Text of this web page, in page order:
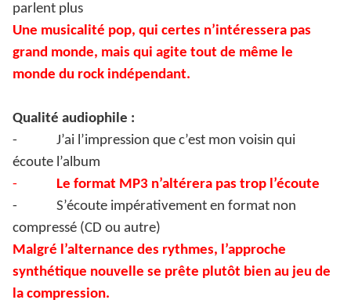
parlent plus
Une musicalité pop, qui certes n’intéressera pas
grand monde, mais qui agite tout de même le
monde du rock indépendant.
Qualité audiophile :
-
J’ai l’impression que c’est mon voisin qui
écoute l’album
-
Le format MP3 n’altérera pas trop l’écoute
-
S’écoute impérativement en format non
compressé (CD ou autre)
Malgré l’alternance des rythmes, l’approche
synthétique nouvelle se prête plutôt bien au jeu de
la compression.